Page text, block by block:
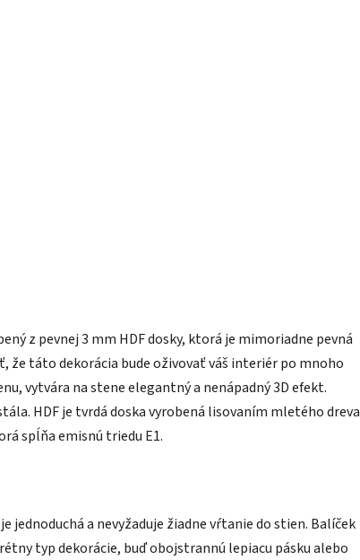
z pevnej 3 mm HDF dosky, ktorá je mimoriadne pevná
že táto dekorácia bude oživovať váš interiér po mnoho
vytvára na stene elegantný a nenápadný 3D efekt.
HDF je tvrdá doska vyrobená lisovaním mletého dreva
spĺňa emisnú triedu E1.
a nevyžaduje žiadne vŕtanie do stien. Balíček
typ dekorácie, buď obojstrannú lepiacu pásku alebo